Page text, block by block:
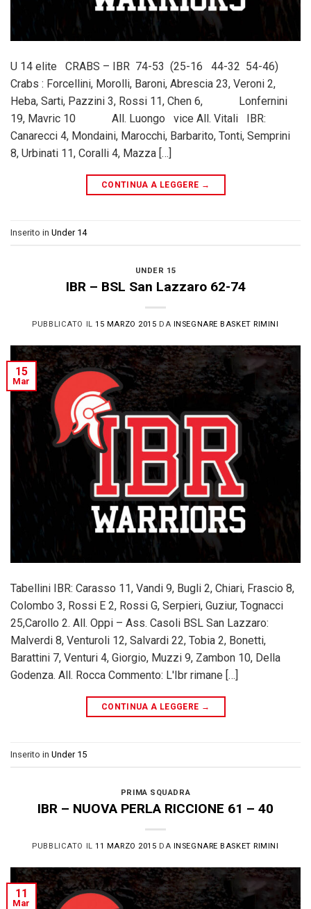
U 14 elite CRABS – IBR 74-53 (25-16 44-32 54-46)
Crabs : Forcellini, Morolli, Baroni, Abrescia 23, Veroni 2,
Heba, Sarti, Pazzini 3, Rossi 11, Chen 6, Lonfernini
19, Mavric 10 All. Luongo vice All. Vitali IBR:
Canarecci 4, Mondaini, Marocchi, Barbarito, Tonti, Semprini
8, Urbinati 11, Coralli 4, Mazza […]
CONTINUA A LEGGERE →
Inserito in Under 14
UNDER 15
IBR – BSL San Lazzaro 62-74
PUBBLICATO IL15 MARZO 2015 DA INSEGNARE BASKET RIMINI
15
Mar
Tabellini IBR: Carasso 11, Vandi 9, Bugli 2, Chiari, Frascio 8,
Colombo 3, Rossi E 2, Rossi G, Serpieri, Guziur, Tognacci
25,Carollo 2. All. Oppi – Ass. Casoli BSL San Lazzaro:
Malverdi 8, Venturoli 12, Salvardi 22, Tobia 2, Bonetti,
Barattini 7, Venturi 4, Giorgio, Muzzi 9, Zambon 10, Della
Godenza. All. Rocca Commento: L'Ibr rimane […]
CONTINUA A LEGGERE →
Inserito in Under 15
PRIMA SQUADRA
IBR – NUOVA PERLA RICCIONE 61 – 40
PUBBLICATO IL11 MARZO 2015 DA INSEGNARE BASKET RIMINI
11
Mar